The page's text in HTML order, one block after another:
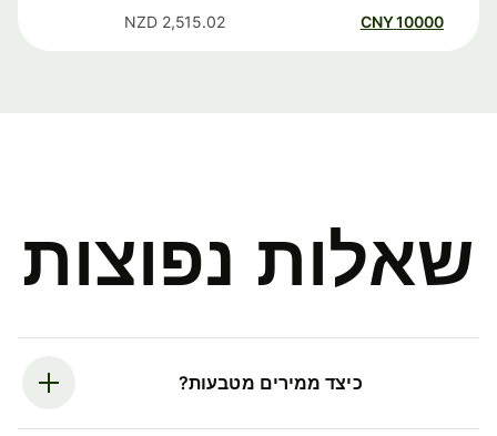
10000
CNY
2,515.02
NZD
שאלות נפוצות
כיצד ממירים מטבעות?